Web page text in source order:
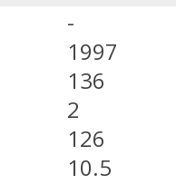
-
1997
136
2
126
10.5